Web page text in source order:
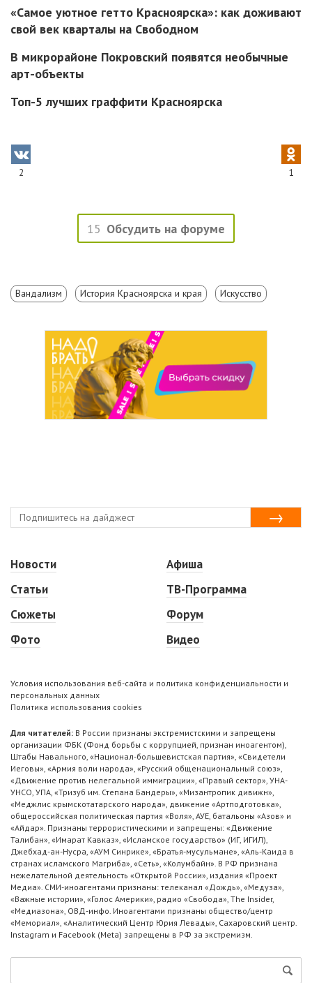
«Самое уютное гетто Красноярска»: как доживают
свой век кварталы на Свободном
В микрорайоне Покровский появятся необычные
арт-объекты
Топ-5 лучших граффити Красноярска
2 1
15 Обсудить на форуме
Вандализм История Красноярска и края Искусство
Новости
Статьи
Сюжеты
Фото
Афиша
ТВ-Программа
Форум
Видео
Условия использования веб-сайта и политика конфиденциальности и
персональных данных
Политика использования cookies
Для читателей: В России признаны экстремистскими и запрещены
организации ФБК (Фонд борьбы с коррупцией, признан иноагентом),
Штабы Навального, «Национал-большевистская партия», «Свидетели
Иеговы», «Армия воли народа», «Русский общенациональный союз»,
«Движение против нелегальной иммиграции», «Правый сектор», УНА-
УНСО, УПА, «Тризуб им. Степана Бандеры», «Мизантропик дивижн»,
«Меджлис крымскотатарского народа», движение «Артподготовка»,
общероссийская политическая партия «Воля», АУЕ, батальоны «Азов» и
«Айдар». Признаны террористическими и запрещены: «Движение
Талибан», «Имарат Кавказ», «Исламское государство» (ИГ, ИГИЛ),
Джебхад-ан-Нусра, «АУМ Синрике», «Братья-мусульмане», «Аль-Каида в
странах исламского Магриба», «Сеть», «Колумбайн». В РФ признана
нежелательной деятельность «Открытой России», издания «Проект
Медиа». СМИ-иноагентами признаны: телеканал «Дождь», «Медуза»,
«Важные истории», «Голос Америки», радио «Свобода», The Insider,
«Медиазона», ОВД-инфо. Иноагентами признаны общество/центр
«Мемориал», «Аналитический Центр Юрия Левады», Сахаровский центр.
Instagram и Facebook (Metа) запрещены в РФ за экстремизм.